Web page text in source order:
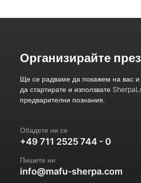
Организирайте
Ще се радваме да покажем на вас и
да стартирате и използвате
предварителни познания.
Обадете ни се
+49 711 2525 744 - 0
Пишете ни
info@mafu-sherpa.com